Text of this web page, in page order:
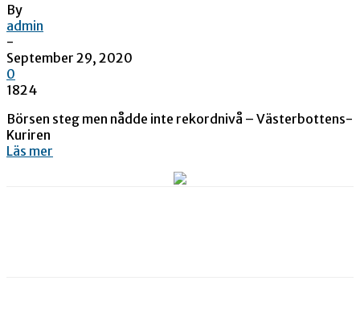
By
admin
-
September 29, 2020
0
1824
Börsen steg men nådde inte rekordnivå – Västerbottens-
Kuriren
Läs mer